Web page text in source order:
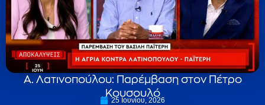
Α. Λατινοπούλου: Παρέμβαση στον Πέτρο
Κουσουλό
25 Ιουνίου, 2026